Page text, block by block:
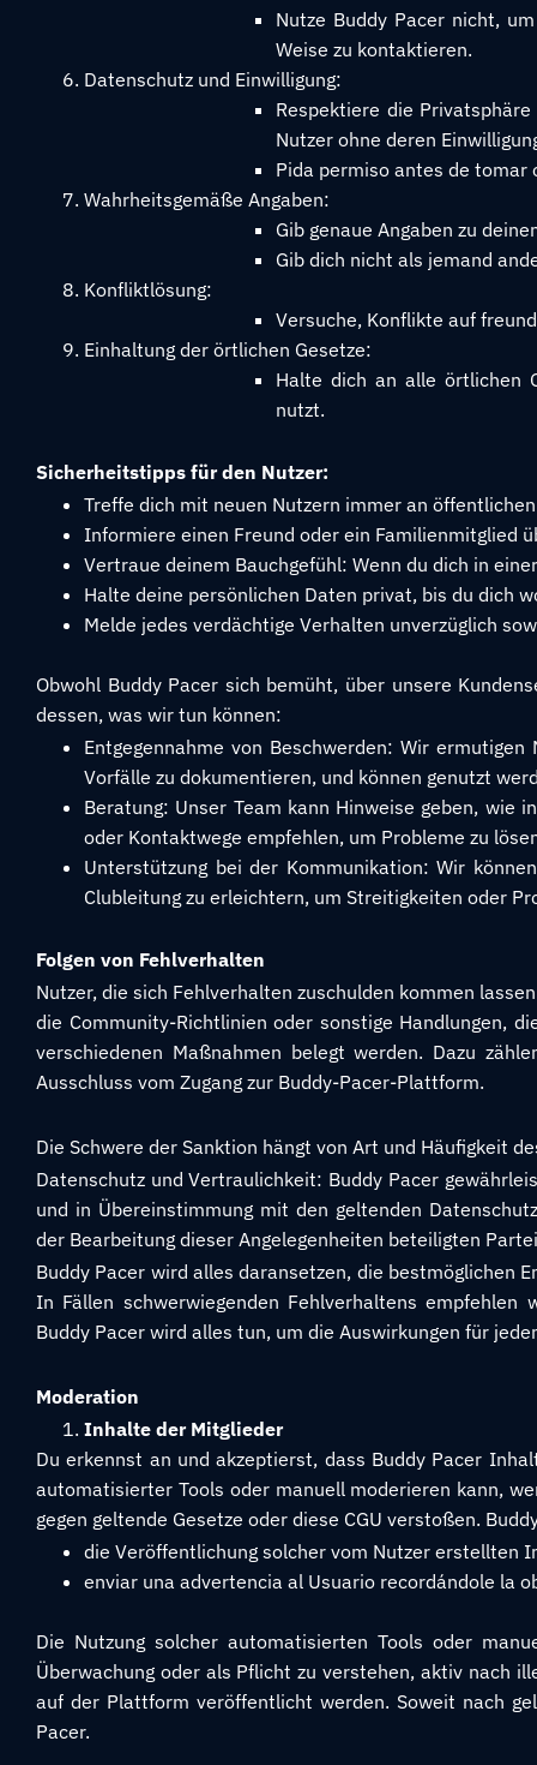
Nutze Buddy Pacer nicht,
Weise zu kontaktieren.
Datenschutz und Einwilligung:
Respektiere die
Nutzer ohne deren
Pida permiso antes de
Wahrheitsgemäße Angaben:
Gib genaue Angaben zu
Gib dich nicht als jemand
Konfliktlösung:
Versuche, Konflikte auf
Einhaltung der örtlichen Gesetze:
Halte dich an alle örtlichen
nutzt.
Sicherheitstipps für den Nutzer:
Treffe dich mit neuen Nutzern immer an
Informiere einen Freund oder ein Familienmitglied
Vertraue deinem Bauchgefühl: Wenn du dich in
Halte deine persönlichen Daten privat, bis du dich
Melde jedes verdächtige Verhalten unverzüglich
Obwohl Buddy Pacer sich bemüht, über unsere
dessen, was wir tun können:
Entgegennahme von Beschwerden: Wir
Vorfälle zu dokumentieren, und können genutzt
Beratung: Unser Team kann Hinweise geben, wie
oder Kontaktwege empfehlen, um Probleme zu
Unterstützung bei der Kommunikation: Wir
Clubleitung zu erleichtern, um Streitigkeiten oder
Folgen von Fehlverhalten
Nutzer, die sich Fehlverhalten zuschulden kommen
die Community-Richtlinien oder sonstige Handlungen,
verschiedenen Maßnahmen belegt werden. Dazu
Ausschluss vom Zugang zur Buddy-Pacer-Plattform.
Die Schwere der Sanktion hängt von Art und Häufigkeit
Datenschutz und Vertraulichkeit: Buddy Pacer
und in Übereinstimmung mit den geltenden
der Bearbeitung dieser Angelegenheiten beteiligten
Buddy Pacer wird alles daransetzen, die bestmöglichen
In Fällen schwerwiegenden Fehlverhaltens
Buddy Pacer wird alles tun, um die Auswirkungen für
Moderation
Inhalte der Mitglieder
Du erkennst an und akzeptierst, dass Buddy Pacer
automatisierter Tools oder manuell moderieren kann,
gegen geltende Gesetze oder diese CGU verstoßen.
die Veröffentlichung solcher vom Nutzer erstellten
enviar una advertencia al Usuario recordándole la
Die Nutzung solcher automatisierten Tools oder
Überwachung oder als Pflicht zu verstehen, aktiv nach
auf der Plattform veröffentlicht werden. Soweit nach
Pacer.